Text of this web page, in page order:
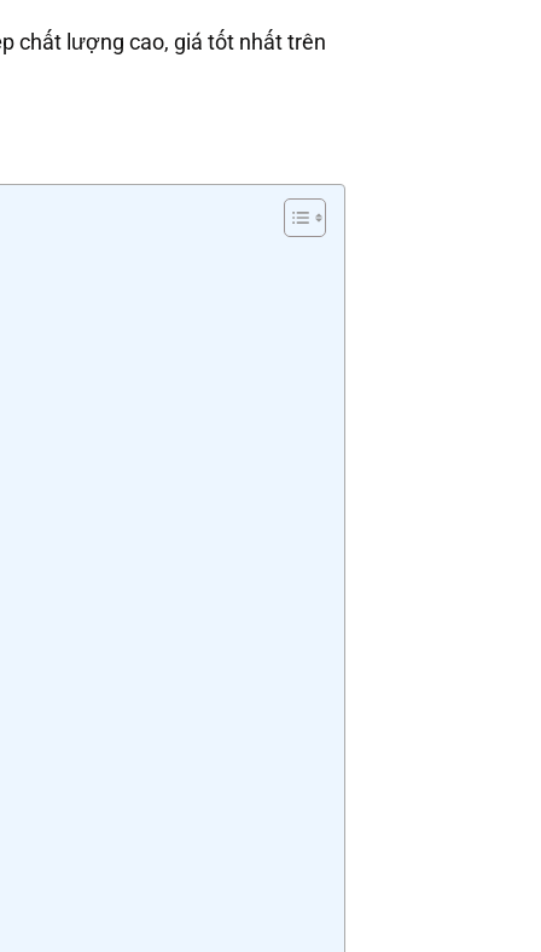
chất lượng cao, giá tốt nhất trên